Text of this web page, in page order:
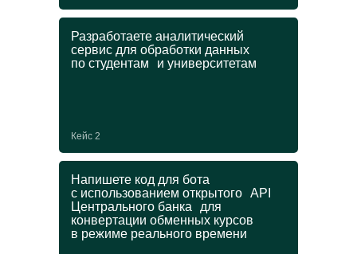
Разработаете аналитический
сервис для обработки данных
по студентам и университетам
Кейс 2
Напишете код для бота
с использованием открытого API
Центрального банка для
конвертации обменных курсов
в режиме реального времени
специальность
и диплом ДПО
В магистратуре можно пройти онлайн-
программу ДПО и усилить основную
профессию ценными IT-навыками.
Выбирайте любой курс из списка